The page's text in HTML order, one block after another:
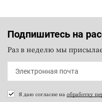
Подпишитесь на
Раз в неделю мы
Я даю согласие на обработку